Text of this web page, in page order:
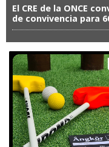
El CRE de la ONCE
de convivencia para